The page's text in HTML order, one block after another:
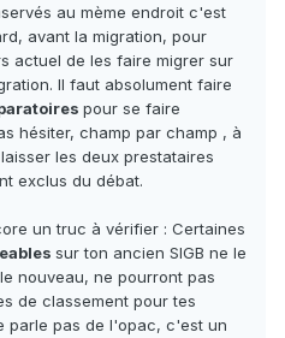
au mème endroit c'est
avant la migration, pour
actuel de les faire migrer sur
Il faut absolument faire
pour se faire
hésiter, champ par champ , à
les deux prestataires
exclus du débat.
un truc à vérifier : Certaines
sur ton ancien SIGB ne le
nouveau, ne pourront pas
de classement pour tes
parle pas de l'opac, c'est un